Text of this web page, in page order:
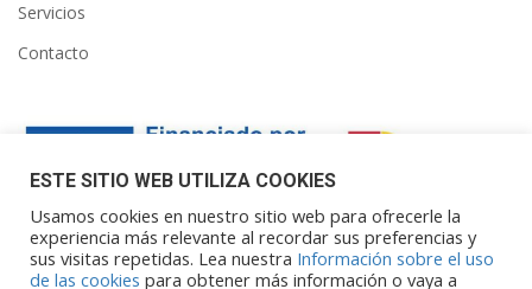
Servicios
Contacto
Financiado por la Unión Europea – NextGenerationEU. Sin
ESTE SITIO WEB UTILIZA COOKIES
Usamos cookies en nuestro sitio web para ofrecerle la
experiencia más relevante al recordar sus preferencias y
sus visitas repetidas. Lea nuestra Información sobre el uso
de las cookies para obtener más información o vaya a